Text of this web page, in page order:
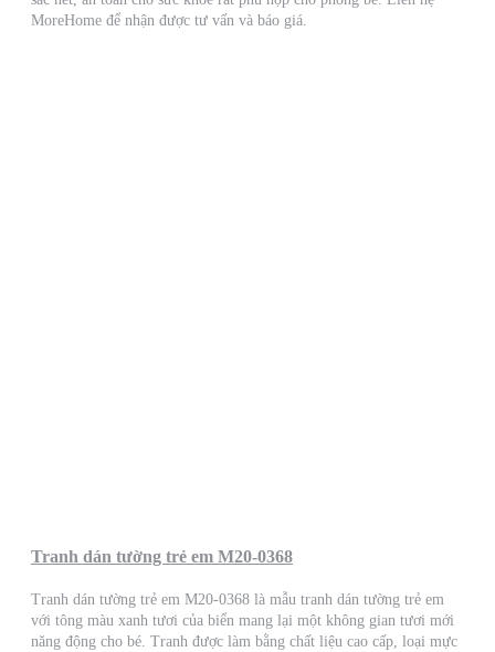
MoreHome để nhận được tư vấn và báo giá.
Tranh dán tường trẻ em M20-0368
Tranh dán tường trẻ em M20-0368 là mẫu tranh dán tường trẻ em
với tông màu xanh tươi của biển mang lại một không gian tươi mới
năng động cho bé. Tranh được làm bằng chất liệu cao cấp, loại mực